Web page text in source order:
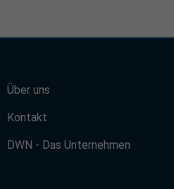
Über uns
Kontakt
DWN - Das Unternehmen